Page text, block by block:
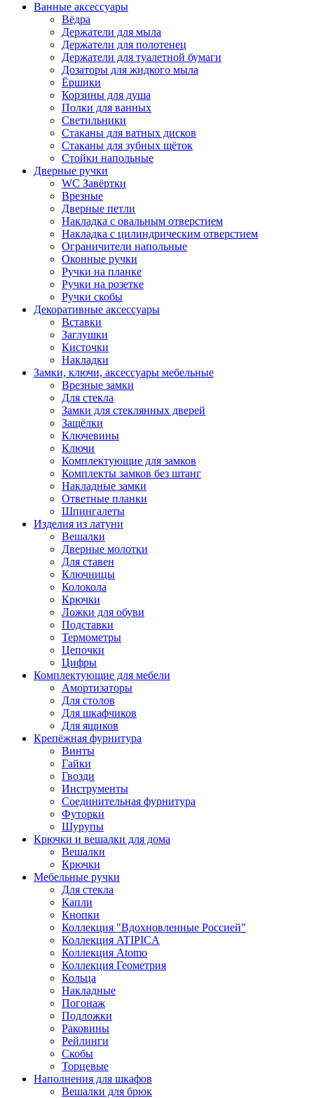
Ванные аксессуары
Вёдра
Держатели для мыла
Держатели для полотенец
Держатели для туалетной бумаги
Дозаторы для жидкого мыла
Ёршики
Корзины для душа
Полки для ванных
Светильники
Стаканы для ватных дисков
Стаканы для зубных щёток
Стойки напольные
Дверные ручки
WC Завёртки
Врезные
Дверные петли
Накладка с овальным отверстием
Накладка с цилиндрическим отверстием
Ограничители напольные
Оконные ручки
Ручки на планке
Ручки на розетке
Ручки скобы
Декоративные аксессуары
Вставки
Заглушки
Кисточки
Накладки
Замки, ключи, аксессуары мебельные
Врезные замки
Для стекла
Замки для стеклянных дверей
Защёлки
Ключевины
Ключи
Комплектующие для замков
Комплекты замков без штанг
Накладные замки
Ответные планки
Шпингалеты
Изделия из латуни
Вешалки
Дверные молотки
Для ставен
Ключницы
Колокола
Крючки
Ложки для обуви
Подставки
Термометры
Цепочки
Цифры
Комплектующие для мебели
Амортизаторы
Для столов
Для шкафчиков
Для ящиков
Крепёжная фурнитура
Винты
Гайки
Гвозди
Инструменты
Соединительная фурнитура
Футорки
Шурупы
Крючки и вешалки для дома
Вешалки
Крючки
Мебельные ручки
Для стекла
Капли
Кнопки
Коллекция "Вдохновленные Россией"
Коллекция ATIPICA
Коллекция Atomo
Коллекция Геометрия
Кольца
Накладные
Погонаж
Подложки
Раковины
Рейлинги
Скобы
Торцевые
Наполнения для шкафов
Вешалки для брюк